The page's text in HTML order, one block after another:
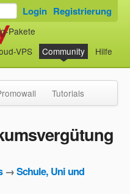
Pakete
VPS Community Hilfe
Login Registrierung
Tutorials
→Schule, Uni und